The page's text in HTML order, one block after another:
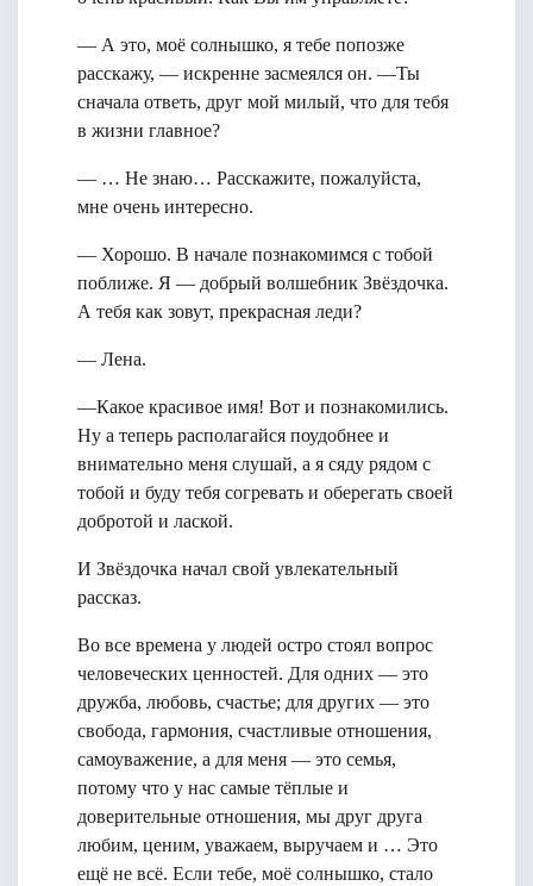
— А это, моё солнышко, я тебе попозже
расскажу, — искренне засмеялся он. —Ты
сначала ответь, друг мой милый, что для тебя
в жизни главное?
— … Не знаю… Расскажите, пожалуйста,
мне очень интересно.
— Хорошо. В начале познакомимся с тобой
поближе. Я — добрый волшебник Звёздочка.
А тебя как зовут, прекрасная леди?
— Лена.
—Какое красивое имя! Вот и познакомились.
Ну а теперь располагайся поудобнее и
внимательно меня слушай, а я сяду рядом с
тобой и буду тебя согревать и оберегать своей
добротой и лаской.
И Звёздочка начал свой увлекательный
рассказ.
Во все времена у людей остро стоял вопрос
человеческих ценностей. Для одних — это
дружба, любовь, счастье; для других — это
свобода, гармония, счастливые отношения,
самоуважение, а для меня — это семья,
потому что у нас самые тёплые и
доверительные отношения, мы друг друга
любим, ценим, уважаем, выручаем и … Это
ещё не всё. Если тебе, моё солнышко, стало